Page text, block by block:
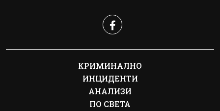
КРИМИНАЛНО
ИНЦИДЕНТИ
АНАЛИЗИ
ПО СВЕТА